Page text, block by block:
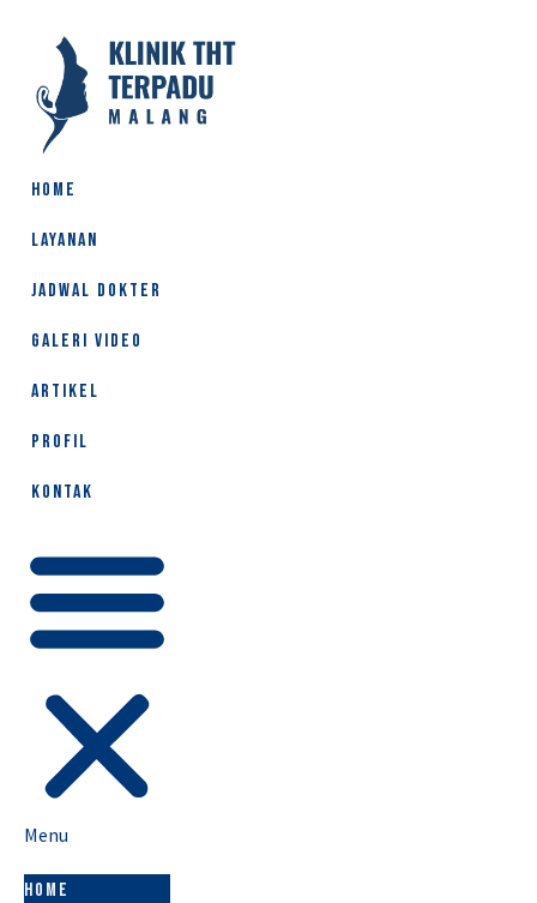
HOME
LAYANAN
JADWAL DOKTER
GALERI VIDEO
ARTIKEL
PROFIL
KONTAK
Menu
HOME